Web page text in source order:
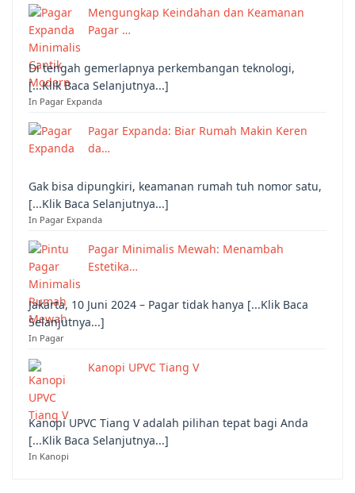
Mengungkap Keindahan dan Keamanan
Pagar …
Di tengah gemerlapnya perkembangan teknologi,
[...Klik Baca Selanjutnya...]
In Pagar Expanda
Pagar Expanda: Biar Rumah Makin Keren
da…
Gak bisa dipungkiri, keamanan rumah tuh nomor satu,
[...Klik Baca Selanjutnya...]
In Pagar Expanda
Pagar Minimalis Mewah: Menambah
Estetika…
Jakarta, 10 Juni 2024 – Pagar tidak hanya [...Klik Baca
Selanjutnya...]
In Pagar
Kanopi UPVC Tiang V
Kanopi UPVC Tiang V adalah pilihan tepat bagi Anda
[...Klik Baca Selanjutnya...]
In Kanopi